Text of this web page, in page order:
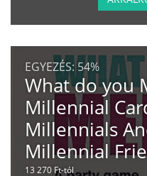
EGYEZÉS:54%
What do you
Millennial
Millennials
Millennial
13 270 Ft-tól